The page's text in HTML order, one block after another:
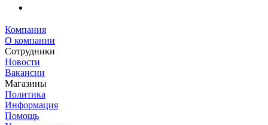
Компания
О компании
Сотрудники
Новости
Вакансии
Магазины
Политика
Информация
Помощь